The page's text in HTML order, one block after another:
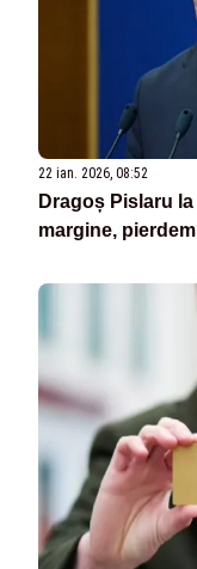
22 ian. 2026, 08:52
Dragoș Pislaru
margine,